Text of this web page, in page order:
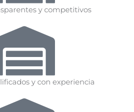
y competitivos
y con experiencia